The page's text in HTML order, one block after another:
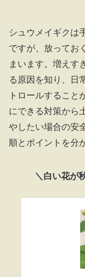
シュウメイギクは
ですが、放ってお
まいます。増えす
る原因を知り、日
トロールすること
にできる対策から
やしたい場合の安
順とポイントを分
＼白い花が